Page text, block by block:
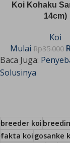
Koi Kohaku
14cm)
Koi
Mulai Rp35.000
Baca Juga:
Solusinya
breeder koi
fakta koi gosanke